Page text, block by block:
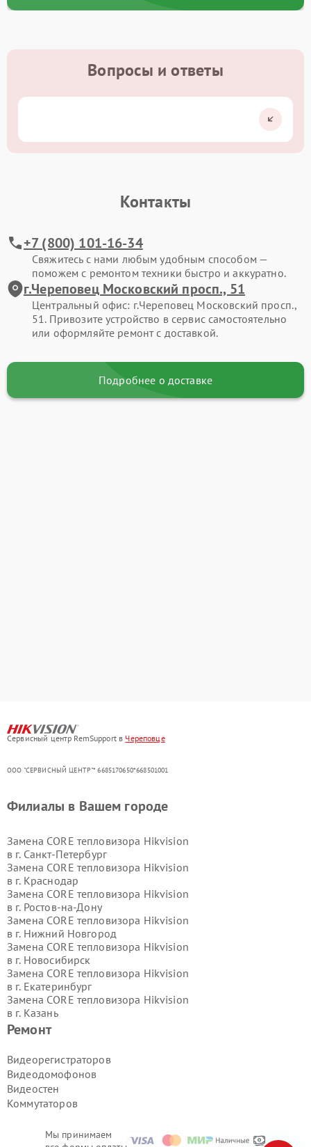
Вопросы и ответы
Контакты
+7 (800) 101-16-34
Свяжитесь с нами любым удобным способом —
поможем с ремонтом техники быстро и аккуратно.
г.Череповец Московский просп., 51
Центральный офис: г.Череповец Московский просп.,
51. Привозите устройство в сервис самостоятельно
или оформляйте ремонт с доставкой.
Подробнее о доставке
Сервисный центр RemSupport в Череповце
ООО "СЕРВИСНЫЙ ЦЕНТР"* 6685170650*668501001
Мы принимаем
Ремонт
Видеорегистраторов
Видеодомофонов
Видеостен
Коммутаторов
Филиалы в Вашем городе
Замена CORE тепловизора Hikvision
в г. Санкт-Петербург
Замена CORE тепловизора Hikvision
в г. Краснодар
Замена CORE тепловизора Hikvision
в г. Ростов-на-Дону
Замена CORE тепловизора Hikvision
в г. Нижний Новгород
Замена CORE тепловизора Hikvision
в г. Новосибирск
Замена CORE тепловизора Hikvision
в г. Екатеринбург
Замена CORE тепловизора Hikvision
в г. Казань
Замена CORE тепловизора Hikvision
Замена CORE тепловизора Hikvision
в г.Волгоград
Замена CORE тепловизора Hikvision
в г.Самара
Замена CORE тепловизора Hikvision
Замена CORE тепловизора Hikvision